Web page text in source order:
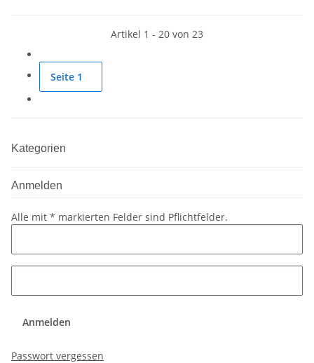
Artikel 1 - 20 von 23
Seite 1
Kategorien
Anmelden
Alle mit * markierten Felder sind Pflichtfelder.
Anmelden
Passwort vergessen